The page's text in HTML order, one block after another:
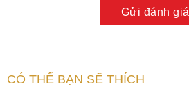
Gửi đánh giá
CÓ THỂ BẠN SẼ THÍCH